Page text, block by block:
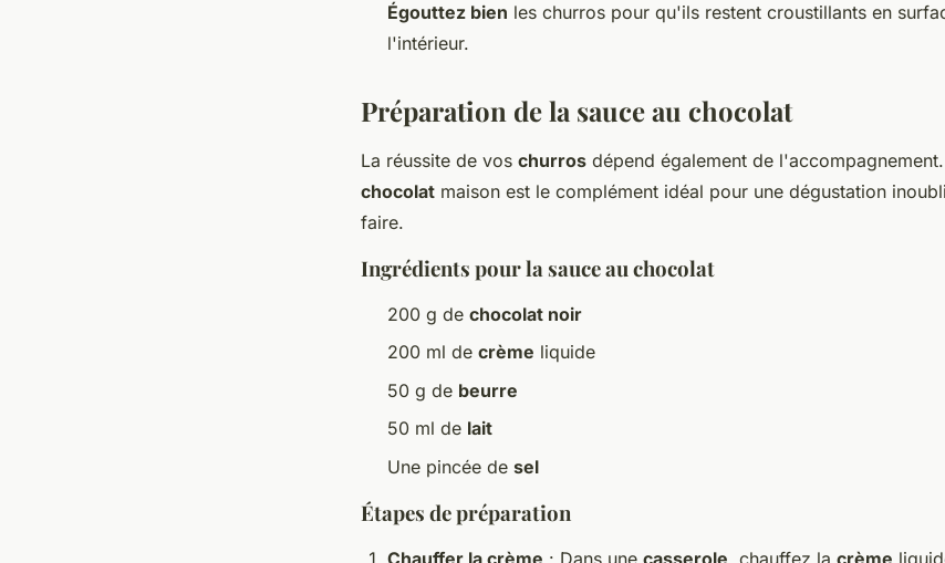
Égouttez bien les churros pour qu'ils restent croustillants en
l'intérieur.
Préparation de la sauce au chocolat
La réussite de vos churros dépend également de
chocolat maison est le complément idéal pour une dégustation
faire.
Ingrédients pour la sauce au chocolat
200 g de chocolat noir
200 ml de crème liquide
50 g de beurre
50 ml de lait
Une pincée de sel
Étapes de préparation
Chauffer la crème : Dans une casserole , chauffez la crème